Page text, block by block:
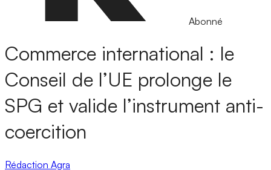
Abonné
Commerce international : le
Conseil de l’UE prolonge le
SPG et valide l’instrument anti-
coercition
Rédaction Agra